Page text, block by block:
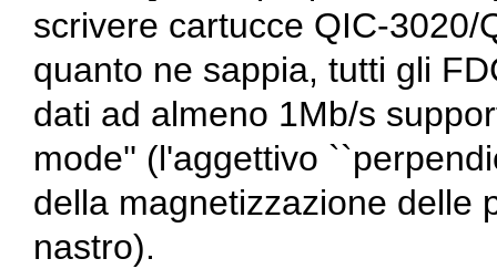
scrivere cartucce QIC-
quanto ne sappia, tutti gli
dati ad almeno 1Mb/s
mode'' (l'aggettivo
della magnetizzazione delle
nastro).